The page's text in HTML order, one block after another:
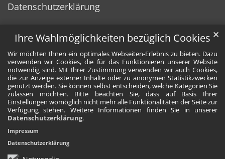
Ihre Wahlmöglichkeiten bezüglich Cookies
Wir möchten Ihnen ein optimales Webseiten-Erlebnis zu bieten. Dazu
verwenden wir Cookies, die für das Funktionieren unserer Website
notwendig sind. Mit Ihrer Zustimmung verwenden wir auch Cookies,
die zur Anzeige externer Inhalte oder zu anonymen Statistikzwecken
genutzt werden. Sie können selbst entscheiden, welche Kategorien Sie
zulassen möchten. Bitte beachten Sie, dass auf Basis Ihrer
Einstellungen womöglich nicht mehr alle Funktionalitäten der Seite zur
Verfügung stehen. Weitere Informationen finden Sie in unserer
Datenschutzerklärung.
✕
Impressum
Datenschutzerklärung
Datenschutzerklärung